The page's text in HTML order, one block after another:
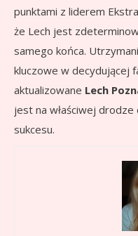
punktami z liderem
że Lech jest
samego końca.
kluczowe w decydującej
aktualizowane Lech
jest na właściwej
sukcesu.